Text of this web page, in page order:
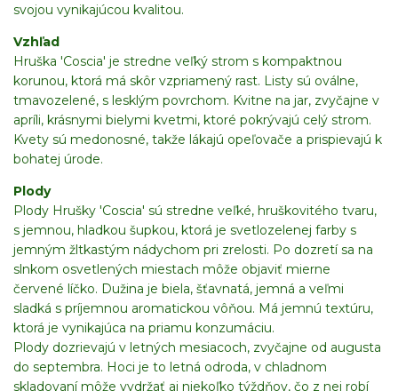
svojou vynikajúcou kvalitou.
Vzhľad
Hruška 'Coscia' je stredne veľký strom s kompaktnou
korunou, ktorá má skôr vzpriamený rast. Listy sú oválne,
tmavozelené, s lesklým povrchom. Kvitne na jar, zvyčajne v
apríli, krásnymi bielymi kvetmi, ktoré pokrývajú celý strom.
Kvety sú medonosné, takže lákajú opeľovače a prispievajú k
bohatej úrode.
Plody
Plody Hrušky 'Coscia' sú stredne veľké, hruškovitého tvaru,
s jemnou, hladkou šupkou, ktorá je svetlozelenej farby s
jemným žltkastým nádychom pri zrelosti. Po dozretí sa na
slnkom osvetlených miestach môže objaviť mierne
červené líčko. Dužina je biela, šťavnatá, jemná a veľmi
sladká s príjemnou aromatickou vôňou. Má jemnú textúru,
ktorá je vynikajúca na priamu konzumáciu.
Plody dozrievajú v letných mesiacoch, zvyčajne od augusta
do septembra. Hoci je to letná odroda, v chladnom
skladovaní môže vydržať aj niekoľko týždňov, čo z nej robí